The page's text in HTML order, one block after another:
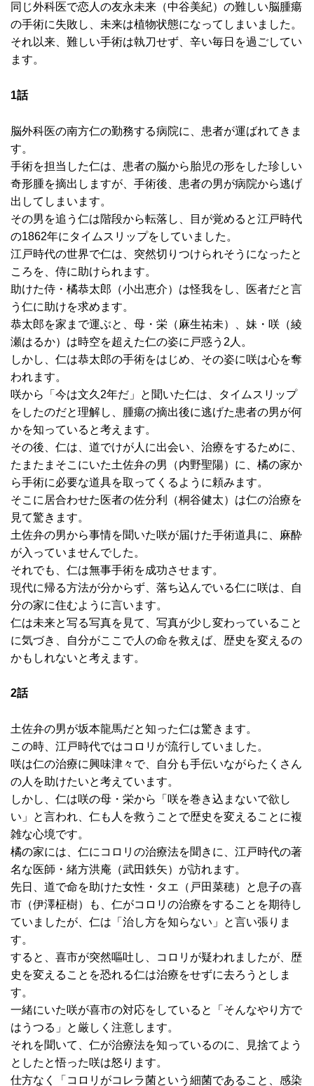
同じ外科医で恋人の友永未来（中谷美紀）の難しい脳腫瘍
の手術に失敗し、未来は植物状態になってしまいました。
それ以来、難しい手術は執刀せず、辛い毎日を過ごしてい
ます。
1話
脳外科医の南方仁の勤務する病院に、患者が運ばれてきま
す。
手術を担当した仁は、患者の脳から胎児の形をした珍しい
奇形腫を摘出しますが、手術後、患者の男が病院から逃げ
出してしまいます。
その男を追う仁は階段から転落し、目が覚めると江戸時代
の1862年にタイムスリップをしていました。
江戸時代の世界で仁は、突然切りつけられそうになったと
ころを、侍に助けられます。
助けた侍・橘恭太郎（小出恵介）は怪我をし、医者だと言
う仁に助けを求めます。
恭太郎を家まで運ぶと、母・栄（麻生祐未）、妹・咲（綾
瀬はるか）は時空を超えた仁の姿に戸惑う2人。
しかし、仁は恭太郎の手術をはじめ、その姿に咲は心を奪
われます。
咲から「今は文久2年だ」と聞いた仁は、タイムスリップ
をしたのだと理解し、腫瘍の摘出後に逃げた患者の男が何
かを知っていると考えます。
その後、仁は、道でけが人に出会い、治療をするために、
たまたまそこにいた土佐弁の男（内野聖陽）に、橘の家か
ら手術に必要な道具を取ってくるように頼みます。
そこに居合わせた医者の佐分利（桐谷健太）は仁の治療を
見て驚きます。
土佐弁の男から事情を聞いた咲が届けた手術道具に、麻酔
が入っていませんでした。
それでも、仁は無事手術を成功させます。
現代に帰る方法が分からず、落ち込んでいる仁に咲は、自
分の家に住むように言います。
仁は未来と写る写真を見て、写真が少し変わっていること
に気づき、自分がここで人の命を救えば、歴史を変えるの
かもしれないと考えます。
2話
土佐弁の男が坂本龍馬だと知った仁は驚きます。
この時、江戸時代ではコロリが流行していました。
咲は仁の治療に興味津々で、自分も手伝いながらたくさん
の人を助けたいと考えています。
しかし、仁は咲の母・栄から「咲を巻き込まないで欲し
い」と言われ、仁も人を救うことで歴史を変えることに複
雑な心境です。
橘の家には、仁にコロリの治療法を聞きに、江戸時代の著
名な医師・緒方洪庵（武田鉄矢）が訪れます。
先日、道で命を助けた女性・タエ（戸田菜穂）と息子の喜
市（伊澤柾樹）も、仁がコロリの治療をすることを期待し
ていましたが、仁は「治し方を知らない」と言い張りま
す。
すると、喜市が突然嘔吐し、コロリが疑われましたが、歴
史を変えることを恐れる仁は治療をせずに去ろうとしま
す。
一緒にいた咲が喜市の対応をしていると「そんなやり方で
はうつる」と厳しく注意します。
それを聞いて、仁が治療法を知っているのに、見捨てよう
としたと悟った咲は怒ります。
仕方なく「コロリがコレラ菌という細菌であること、感染